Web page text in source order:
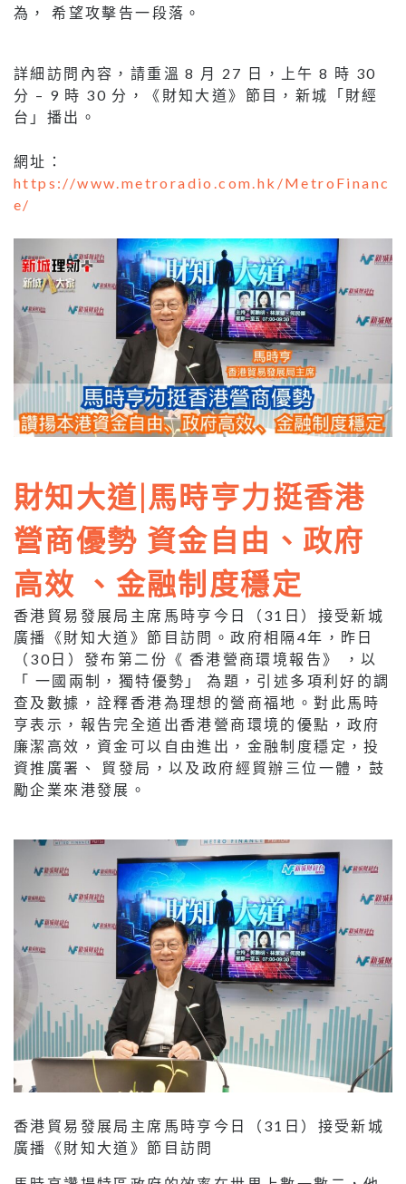
為， 希望攻擊告一段落。
詳細訪問內容，請重溫 8 月 27 日，上午 8 時 30
分 – 9 時 30 分，《財知大道》節目，新城「財經
台」播出。
網址：
https://www.metroradio.com.hk/MetroFinanc
e/
財知大道|馬時亨力挺香港
營商優勢 資金自由、政府
高效 、金融制度穩定
香港貿易發展局主席馬時亨今日（31日）接受新城
廣播《財知大道》節目訪問。政府相隔4年，昨日
（30日）發布第二份《 香港營商環境報告》 ，以
「 一國兩制，獨特優勢」 為題，引述多項利好的調
查及數據，詮釋香港為理想的營商福地。對此馬時
亨表示，報告完全道出香港營商環境的優點，政府
廉潔高效，資金可以自由進出，金融制度穩定，投
資推廣署、 貿發局，以及政府經貿辦三位一體，鼓
勵企業來港發展。
香港貿易發展局主席馬時亨今日（31日）接受新城
廣播《財知大道》節目訪問